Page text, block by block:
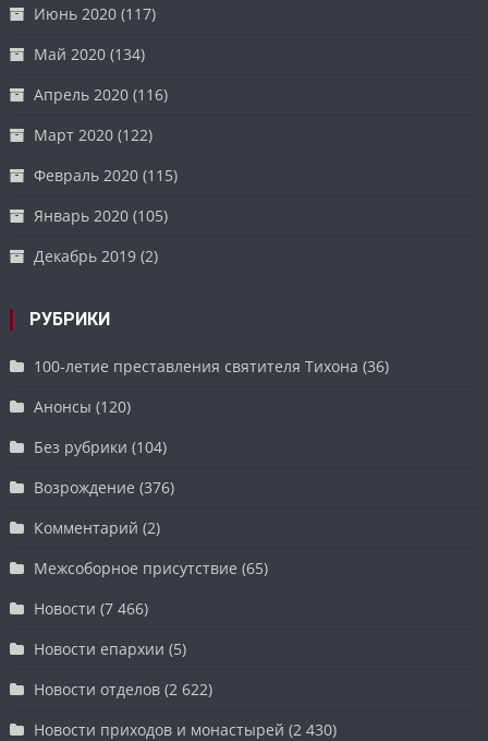
Июнь 2020 (117)
Май 2020 (134)
Апрель 2020 (116)
Март 2020 (122)
Февраль 2020 (115)
Январь 2020 (105)
Декабрь 2019 (2)
РУБРИКИ
100-летие преставления святителя Тихона (36)
Анонсы (120)
Без рубрики (104)
Возрождение (376)
Комментарий (2)
Межсоборное присутствие (65)
Новости (7 466)
Новости епархии (5)
Новости отделов (2 622)
Новости приходов и монастырей (2 430)